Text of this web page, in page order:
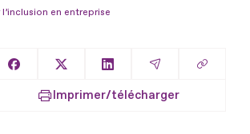
en entreprise
Partager sur Facebook
Partager sur XPartager sur LinkedIn
Partager par
Copier
Imprimer/télécharger